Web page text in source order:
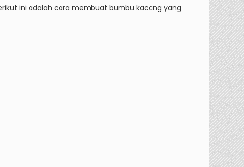
ini adalah cara membuat bumbu kacang yang